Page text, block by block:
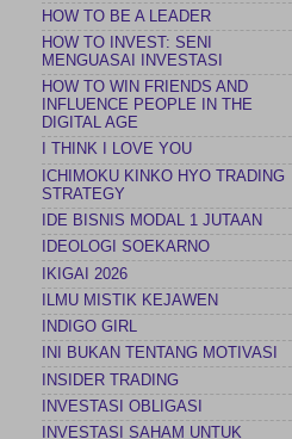
HOW TO BE A LEADER
HOW TO INVEST: SENI
MENGUASAI INVESTASI
HOW TO WIN FRIENDS AND
INFLUENCE PEOPLE IN THE
DIGITAL AGE
I THINK I LOVE YOU
ICHIMOKU KINKO HYO TRADING
STRATEGY
IDE BISNIS MODAL 1 JUTAAN
IDEOLOGI SOEKARNO
IKIGAI 2026
ILMU MISTIK KEJAWEN
INDIGO GIRL
INI BUKAN TENTANG MOTIVASI
INSIDER TRADING
INVESTASI OBLIGASI
INVESTASI SAHAM UNTUK